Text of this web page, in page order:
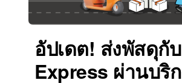
อัปเดต! ส่งพัสดุกั
Express ผ่านบริ